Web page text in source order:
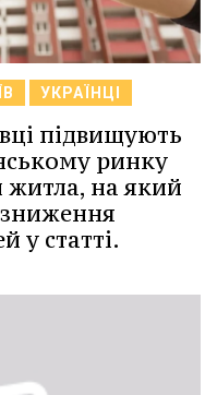
УКРАЇНЦІ
підвищують
ринку
житла, на який
зниження
у статті.